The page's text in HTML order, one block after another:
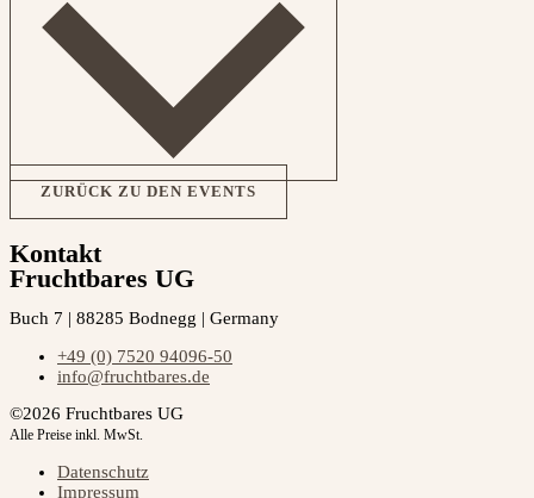
ZURÜCK ZU DEN EVENTS
Kontakt
Fruchtbares UG
Buch 7 | 88285 Bodnegg | Germany
+49 (0) 7520 94096-50
info@fruchtbares.de
©2026 Fruchtbares UG
Alle Preise inkl. MwSt.
Datenschutz
Impressum